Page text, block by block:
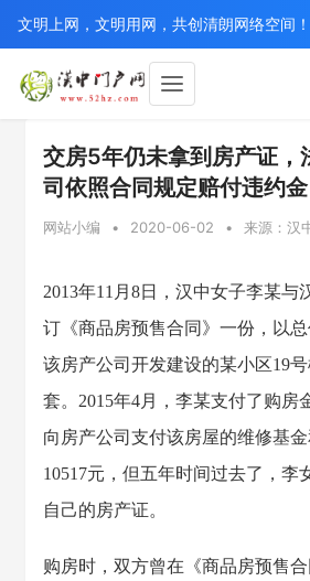
文明上网，文明用网，共创清朗网络空间！
交房5年仍未拿到房产证，
司依照合同规定赔付违约金
网站小编 • 2020-06-02 • 来源：汉
2013年11月8日，汉中女子李某与
订《商品房预售合同》一份，以
该房产公司开发建设的某小区19
套。2015年4月，李某支付了购房
向房产公司支付该房屋的维修基
10517元，但五年时间过去了，李
自己的房产证。
购房时，双方曾在《商品房预售合